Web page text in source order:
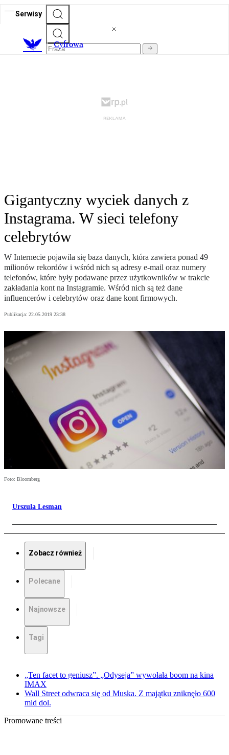
Serwisy
Cyfrowa
Gigantyczny wyciek danych z
Instagrama. W sieci telefony
celebrytów
W Internecie pojawiła się baza danych, która zawiera ponad 49
milionów rekordów i wśród nich są adresy e-mail oraz numery
telefonów, które były podawane przez użytkowników w trakcie
zakładania kont na Instagramie. Wśród nich są też dane
influencerów i celebrytów oraz dane kont firmowych.
Publikacja: 22.05.2019 23:38
Foto: Bloomberg
Urszula Lesman
Zobacz również
Polecane
Najnowsze
Tagi
„Ten facet to geniusz”. „Odyseja” wywołała boom na kina
IMAX
Wall Street odwraca się od Muska. Z majątku zniknęło 600
mld dol.
Promowane treści